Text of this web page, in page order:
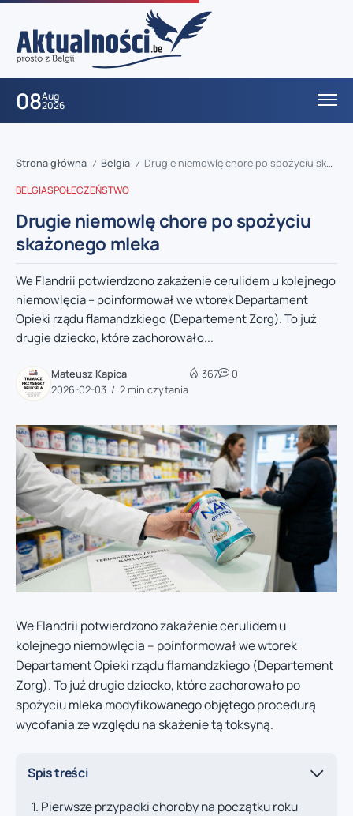
08Aug
2026
Strona główna / Belgia / Drugie niemowlę chore po spożyciu skażonego mleka
BELGIASPOŁECZEŃSTWO
Drugie niemowlę chore po spożyciu
skażonego mleka
We Flandrii potwierdzono zakażenie cerulidem u kolejnego
niemowlęcia – poinformował we wtorek Departament
Opieki rządu flamandzkiego (Departement Zorg). To już
drugie dziecko, które zachorowało...
Mateusz Kapica
2026-02-03
2 min czytania
367 0
We Flandrii potwierdzono zakażenie cerulidem u
kolejnego niemowlęcia – poinformował we wtorek
Departament Opieki rządu flamandzkiego (Departement
Zorg). To już drugie dziecko, które zachorowało po
spożyciu mleka modyfikowanego objętego procedurą
wycofania ze względu na skażenie tą toksyną.
Spis treści
Pierwsze przypadki choroby na początku roku